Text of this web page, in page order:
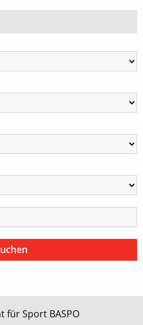
für Sport BASPO